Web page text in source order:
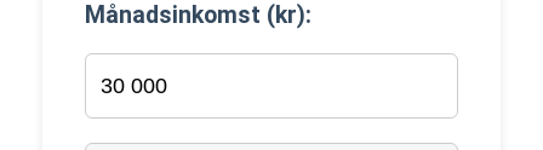
Månadsinkomst (kr):